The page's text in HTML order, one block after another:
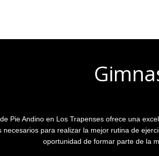
Pie Andino en Los Trapenses ofrece una
necesarios para realizar la mejor rutina de
oportunidad de formar parte de la